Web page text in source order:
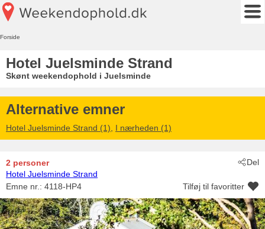
Forside
Hotel Juelsminde Strand
Skønt weekendophold i Juelsminde
Alternative emner
Hotel Juelsminde Strand (1) I nærheden (1)
Del
2 personer
Hotel Juelsminde Strand
Emne nr.: 4118-HP4 Tilføj til favoritter